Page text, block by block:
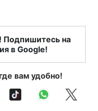
Подпишитесь на
в Google!
вам удобно!